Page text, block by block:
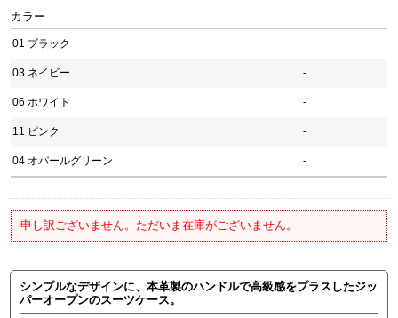
カラー
01 ブラック -
03 ネイビー -
06 ホワイト -
11 ピンク -
04 オパールグリーン -
申し訳ございません。ただいま在庫がございません。
シンプルなデザインに、本革製のハンドルで高級感をプラスしたジッ
パーオープンのスーツケース。